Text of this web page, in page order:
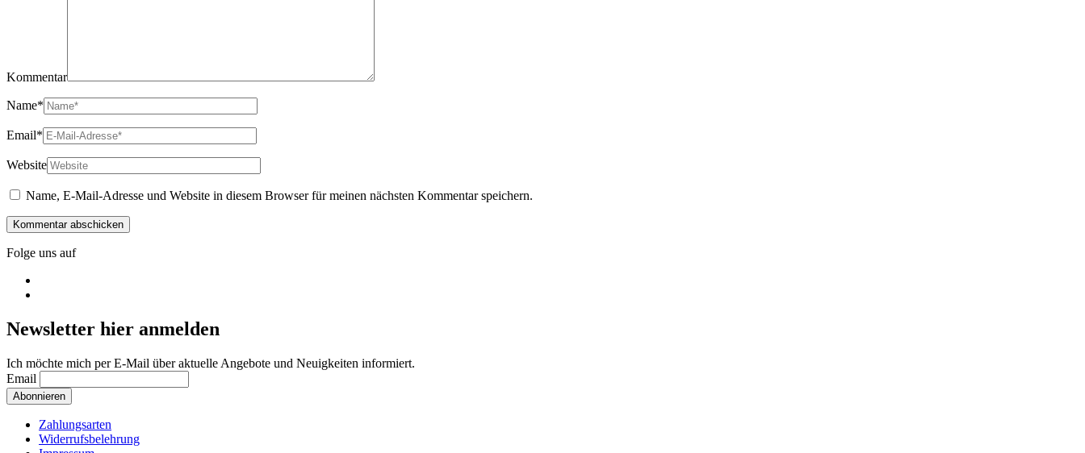
Kommentar
Name*
Email*
Website
Name, E-Mail-Adresse und Website in diesem Browser für meinen nächsten Kommentar speichern.
Folge uns auf
Newsletter hier anmelden
Ich möchte mich per E-Mail über aktuelle Angebote und Neuigkeiten informiert.
Email
Zahlungsarten
Widerrufsbelehrung